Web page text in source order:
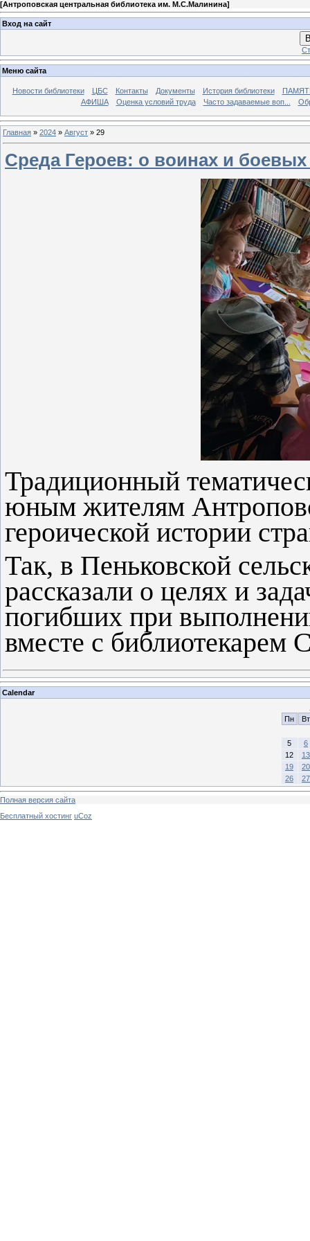
[Антроповская центральная библиотека им. М.С.Малинина]
Вход на сайт
Меню сайта
Новости библиотеки ЦБС Контакты Документы История библиотеки
АФИША
Оценка условий труда Часто задаваемые воп...
Главная » 2024 » Август » 29
Среда Героев: о воинах и
Традиционный
юным жителям
героической истории
Так, в Пеньковской
рассказали о целях и
погибших при
вместе с библиотекарем
Calendar
Пн
Вт
5
6
12
13
19
20
26
27
Полная версия сайта
Бесплатный хостинг uCoz